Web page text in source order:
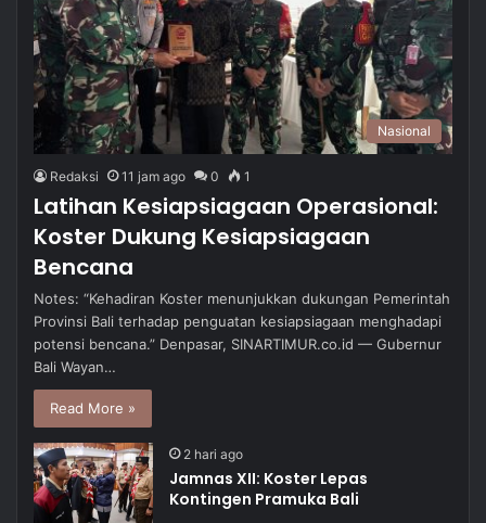
Nasional
Redaksi 11 jam ago 0 1
Latihan Kesiapsiagaan Operasional:
Koster Dukung Kesiapsiagaan
Bencana
Notes: “Kehadiran Koster menunjukkan dukungan Pemerintah
Provinsi Bali terhadap penguatan kesiapsiagaan menghadapi
potensi bencana.” Denpasar, SINARTIMUR.co.id — Gubernur
Bali Wayan…
Read More »
2 hari ago
Jamnas XII: Koster Lepas
Kontingen Pramuka Bali